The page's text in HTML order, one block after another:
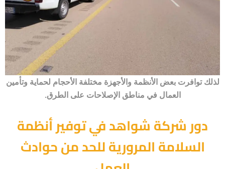
لذلك توافرت بعض الأنظمة والأجهزة مختلفة الأحجام لحماية وتأمين
العمال في مناطق الإصلاحات على الطرق.
دور شركة شواهد في توفير أنظمة
السلامة المرورية للحد من حوادث